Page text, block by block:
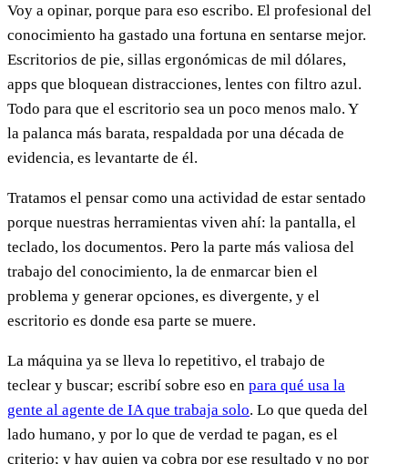
Voy a opinar, porque para eso escribo. El profesional del
conocimiento ha gastado una fortuna en sentarse mejor.
Escritorios de pie, sillas ergonómicas de mil dólares,
apps que bloquean distracciones, lentes con filtro azul.
Todo para que el escritorio sea un poco menos malo. Y
la palanca más barata, respaldada por una década de
evidencia, es levantarte de él.
Tratamos el pensar como una actividad de estar sentado
porque nuestras herramientas viven ahí: la pantalla, el
teclado, los documentos. Pero la parte más valiosa del
trabajo del conocimiento, la de enmarcar bien el
problema y generar opciones, es divergente, y el
escritorio es donde esa parte se muere.
La máquina ya se lleva lo repetitivo, el trabajo de
teclear y buscar; escribí sobre eso en para qué usa la
gente al agente de IA que trabaja solo. Lo que queda del
lado humano, y por lo que de verdad te pagan, es el
criterio; y hay quien ya cobra por ese resultado y no por